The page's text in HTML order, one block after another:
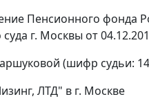
Пенсионного фонда
г. Москвы от
(шифр судьи:
ЛТД" в г. Москве